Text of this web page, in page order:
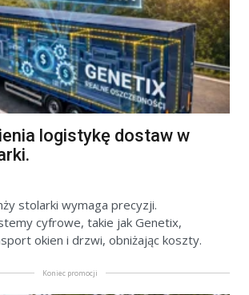
logistykę dostaw w
stolarki wymaga precyzji.
cyfrowe, takie jak Genetix,
okien i drzwi, obniżając koszty.
Koniec promocji